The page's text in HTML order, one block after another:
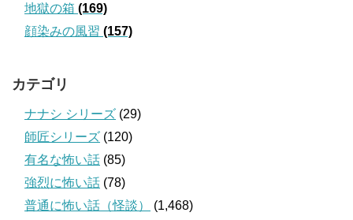
地獄の箱 (169)
顔染みの風習 (157)
カテゴリ
ナナシ シリーズ (29)
師匠シリーズ (120)
有名な怖い話 (85)
強烈に怖い話 (78)
普通に怖い話（怪談）
(1,468)